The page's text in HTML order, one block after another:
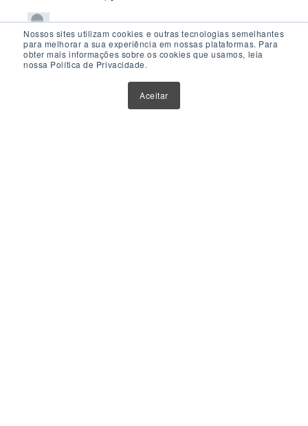
Nossos sites utilizam cookies e outras tecnologias semelhantes
para melhorar a sua experiência em nossas plataformas. Para
obter mais informações sobre os cookies que usamos, leia
nossa Política de Privacidade.
Aceitar